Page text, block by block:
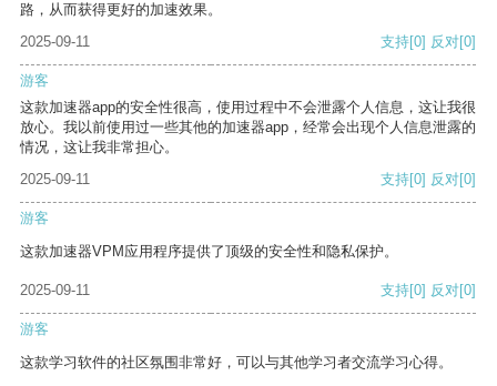
路，从而获得更好的加速效果。
2025-09-11
支持[0] 反对[0]
游客
这款加速器app的安全性很高，使用过程中不会泄露个人信息，这让我很
放心。我以前使用过一些其他的加速器app，经常会出现个人信息泄露的
情况，这让我非常担心。
2025-09-11
支持[0] 反对[0]
游客
这款加速器VPM应用程序提供了顶级的安全性和隐私保护。
2025-09-11 支持[0] 反对[0]
游客
这款学习软件的社区氛围非常好，可以与其他学习者交流学习心得。